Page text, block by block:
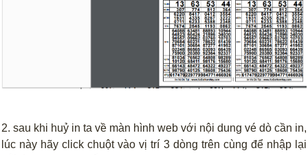
2. sau khi huỷ in ta về màn hình web với nội dung vé dò cần in,
lúc này hãy click chuột vào vị trí 3 dòng trên cùng để nhập lại